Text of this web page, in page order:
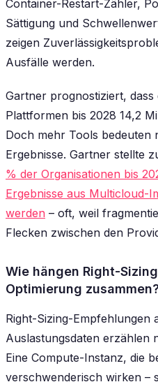
Container-Restart-Zähler,
Sättigung und
zeigen
Ausfälle werden.
Gartner prognostiziert,
Plattformen bis 2028 14,2
Doch mehr Tools bedeuten
Ergebnisse. Gartner stellte
% der Organisationen bis
Ergebnisse aus Multicloud-
werden – oft, weil
Flecken zwischen den
Wie hängen Right-
Optimierung
Right-Sizing-Empfehlungen
Auslastungsdaten erzählen
Eine Compute-Instanz, die
verschwenderisch wirken –